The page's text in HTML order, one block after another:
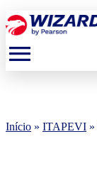
menu
Início » ITAPEVI »